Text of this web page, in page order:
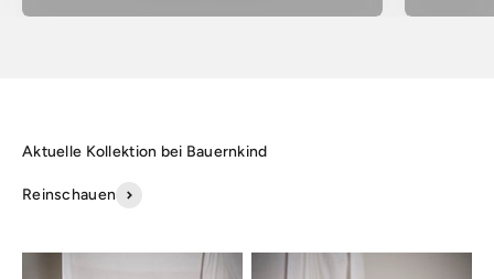
Reinschauen